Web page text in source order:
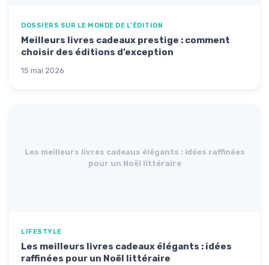
DOSSIERS SUR LE MONDE DE L'ÉDITION
Meilleurs livres cadeaux prestige : comment
choisir des éditions d’exception
15 mai 2026
Les meilleurs livres cadeaux élégants : idées raffinées
pour un Noël littéraire
LIFESTYLE
Les meilleurs livres cadeaux élégants : idées
raffinées pour un Noël littéraire